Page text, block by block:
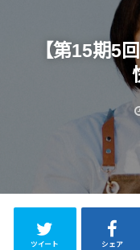
【第15期5
ツイート シェア